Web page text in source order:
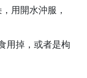
用開水沖服，
用掉，或者是枸